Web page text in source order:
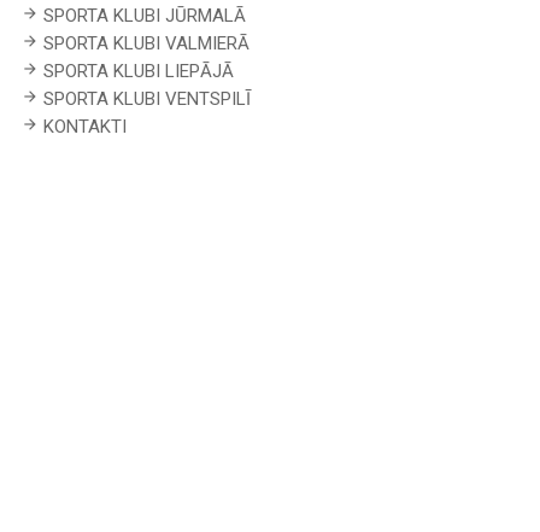
SPORTA KLUBI JŪRMALĀ
SPORTA KLUBI VALMIERĀ
SPORTA KLUBI LIEPĀJĀ
SPORTA KLUBI VENTSPILĪ
KONTAKTI